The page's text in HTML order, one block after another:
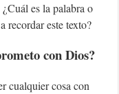
es la palabra o
recordar este texto?
con Dios?
cualquier cosa con